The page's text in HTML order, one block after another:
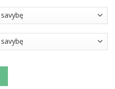
trišakis Magnaplast PP-HT